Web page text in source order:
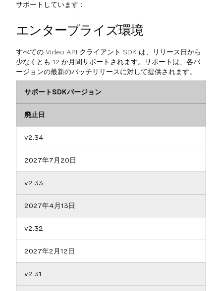
サポートしています：
エンタープライズ環境
すべての Video API クライアント SDK は、リリース日から
少なくとも 12 か月間サポートされます。サポートは、各バ
ージョンの最新のパッチリリースに対して提供されます。
サポートSDKバージョン
廃止日
v2.34
2027年7月20日
v2.33
2027年4月13日
v2.32
2027年2月12日
v2.31